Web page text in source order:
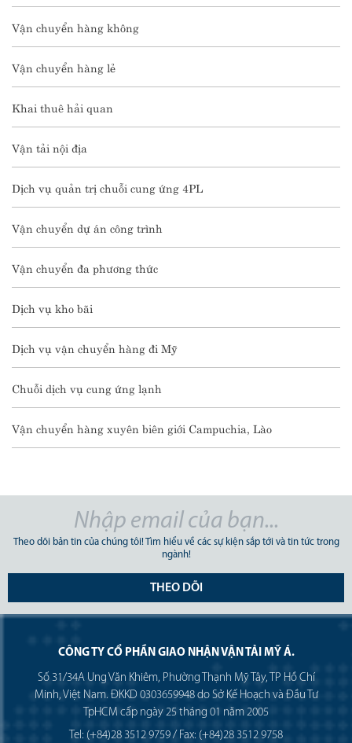
Vận chuyển hàng không
Vận chuyển hàng lẻ
Khai thuê hải quan
Vận tải nội địa
Dịch vụ quản trị chuỗi cung ứng 4PL
Vận chuyển dự án công trình
Vận chuyển đa phương thức
Dịch vụ kho bãi
Dịch vụ vận chuyển hàng đi Mỹ
Chuỗi dịch vụ cung ứng lạnh
Vận chuyển hàng xuyên biên giới Campuchia, Lào
Theo dõi bản tin của chúng tôi! Tìm hiểu về các sự kiện sắp tới và tin tức trong
ngành!
THEO DÕI
CÔNG TY CỔ PHẦN GIAO NHẬN VẬN TẢI MỸ Á.
Số 31/34A Ung Văn Khiêm, Phường Thạnh Mỹ Tây, TP Hồ Chí
Minh, Việt Nam. ĐKKD 0303659948 do Sở Kế Hoạch và Đầu Tư
TpHCM cấp ngày 25 tháng 01 năm 2005
Tel: (+84)28 3512 9759 / Fax: (+84)28 3512 9758